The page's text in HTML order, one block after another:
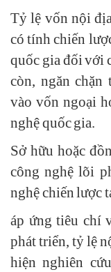
Tỷ lệ vốn nội
có tính chiến
quốc gia đối với
còn, ngăn
vào vốn ngoại
nghệ quốc gia.
Sở hữu hoặc
công nghệ lõi
nghệ chiến lược
áp ứng tiêu chí
phát triển, tỷ lệ
hiện nghiên